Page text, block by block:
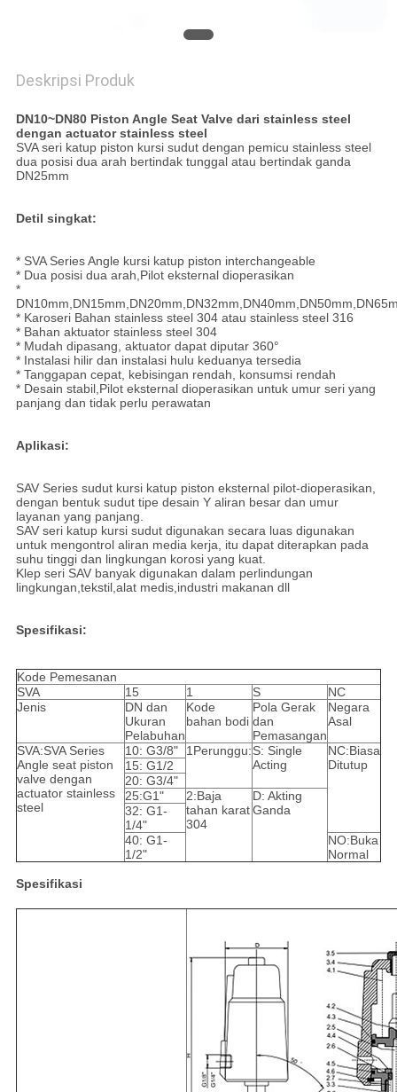
Deskripsi Produk
DN10~DN80 Piston Angle Seat Valve dari stainless steel
dengan actuator stainless steel
SVA seri katup piston kursi sudut dengan pemicu stainless steel
dua posisi dua arah bertindak tunggal atau bertindak ganda
DN25mm
Detil singkat:
* SVA Series Angle kursi katup piston interchangeable
* Dua posisi dua arah,Pilot eksternal dioperasikan
*
* Karoseri Bahan stainless steel 304 atau stainless steel 316
* Bahan aktuator stainless steel 304
* Mudah dipasang, aktuator dapat diputar 360°
* Instalasi hilir dan instalasi hulu keduanya tersedia
* Tanggapan cepat, kebisingan rendah, konsumsi rendah
* Desain stabil,Pilot eksternal dioperasikan untuk umur seri yang
panjang dan tidak perlu perawatan
Aplikasi:
SAV Series sudut kursi katup piston eksternal pilot-dioperasikan,
dengan bentuk sudut tipe desain Y aliran besar dan umur
layanan yang panjang.
SAV seri katup kursi sudut digunakan secara luas digunakan
untuk mengontrol aliran media kerja, itu dapat diterapkan pada
suhu tinggi dan lingkungan korosi yang kuat.
Klep seri SAV banyak digunakan dalam perlindungan
lingkungan,tekstil,alat medis,industri makanan dll
Spesifikasi:
Kode Pemesanan
SVA
15 1 S
NC
Jenis
DN dan
Ukuran
Pelabuhan
Kode
bahan bodi
Pola Gerak
dan
Pemasangan
Negara
Asal
SVA:SVA Series
Angle seat piston
valve dengan
actuator stainless
steel
10: G3/8" 1Perunggu:S: Single
Acting
NC:Biasa
Ditutup
15: G1/2
20: G3/4"
25:G1"
2:Baja
tahan karat
304
D: Akting
Ganda
32: G1-
1/4"
40: G1-
1/2"
NO:Buka
Normal
Spesifikasi